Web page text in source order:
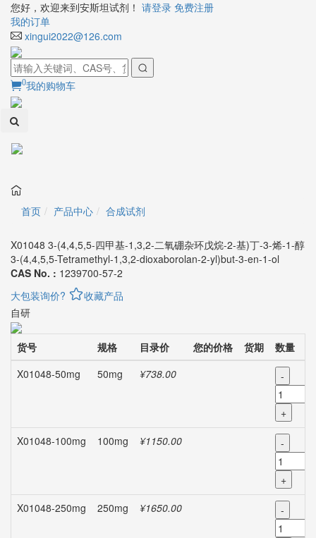
您好，欢迎来到安斯坦试剂！ 请登录 免费注册
我的订单
xingui2022@126.com
0我的购物车
首页 产品中心 合成试剂
X01048 3-(4,4,5,5-四甲基-1,3,2-二氧硼杂环戊烷-2-基)丁-3-烯-1-醇
3-(4,4,5,5-Tetramethyl-1,3,2-dioxaborolan-2-yl)but-3-en-1-ol
CAS No. : 1239700-57-2
大包装询价?
收藏产品
自研
货号 规格 目录价 您的价格 货期
数量
X01048-50mg
50mg ¥738.00 -
+
X01048-100mg
100mg ¥1150.00 -
+
X01048-250mg
250mg ¥1650.00 -